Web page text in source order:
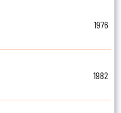
1976
1982